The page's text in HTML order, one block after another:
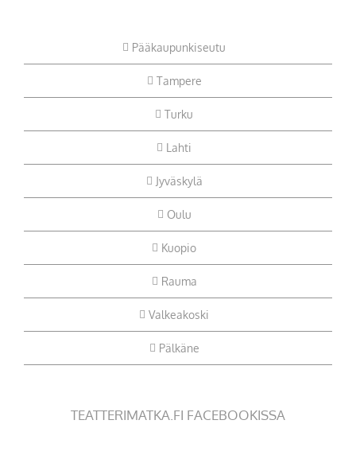
Pääkaupunkiseutu
Tampere
Turku
Lahti
Jyväskylä
Oulu
Kuopio
Rauma
Valkeakoski
Pälkäne
TEATTERIMATKA.FI FACEBOOKISSA